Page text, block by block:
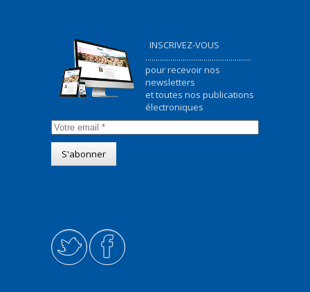
INSCRIVEZ-VOUS
...................................................
pour recevoir nos
newsletters
et toutes nos publications
électroniques